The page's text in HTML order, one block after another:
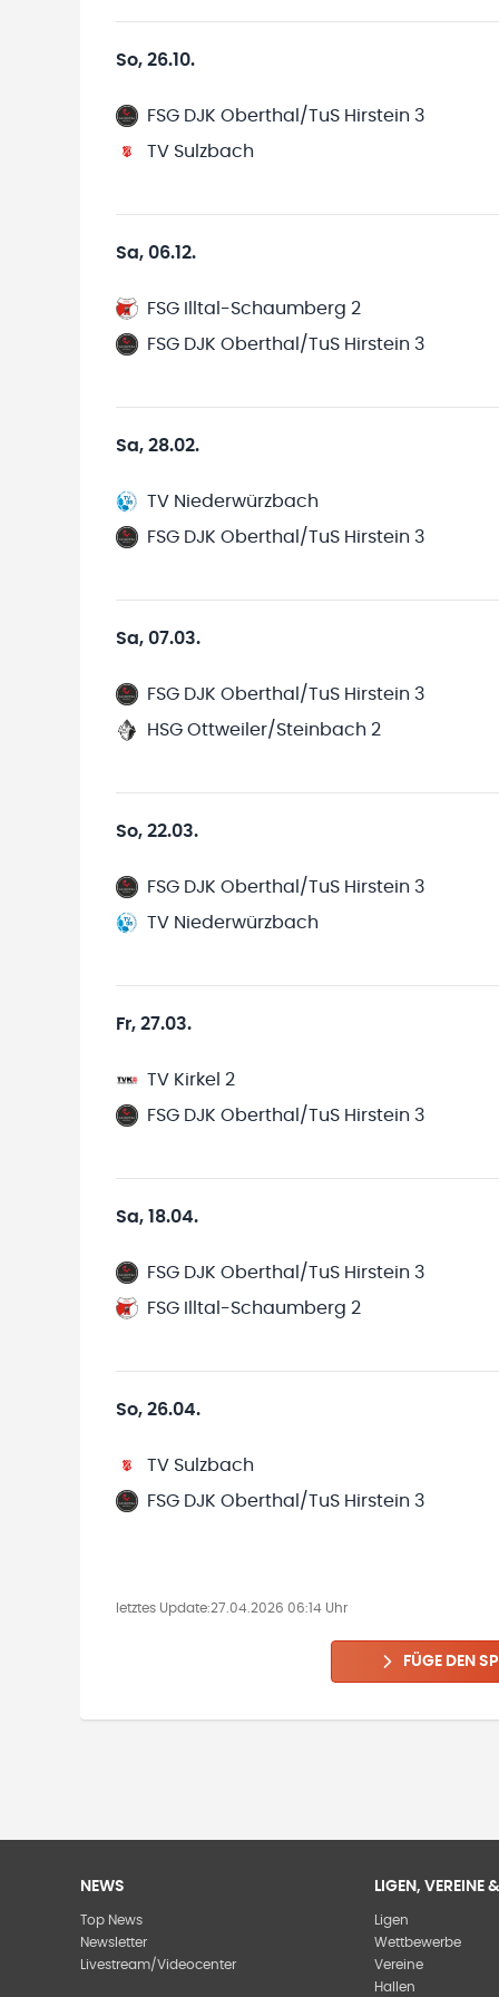
So, 26.10.
FSG DJK Oberthal/TuS Hirstein 3
TV Sulzbach
Sa, 06.12.
FSG Illtal-Schaumberg 2
FSG DJK Oberthal/TuS Hirstein 3
Sa, 28.02.
TV Niederwürzbach
FSG DJK Oberthal/TuS Hirstein 3
Sa, 07.03.
FSG DJK Oberthal/TuS Hirstein 3
HSG Ottweiler/Steinbach 2
So, 22.03.
FSG DJK Oberthal/TuS Hirstein 3
TV Niederwürzbach
Fr, 27.03.
TV Kirkel 2
FSG DJK Oberthal/TuS Hirstein 3
Sa, 18.04.
FSG DJK Oberthal/TuS Hirstein 3
FSG Illtal-Schaumberg 2
So, 26.04.
TV Sulzbach
FSG DJK Oberthal/TuS Hirstein 3
letztes Update:27.04.2026 06:14 Uhr
FÜGE DEN
NEWS
Top News
Newsletter
Livestream/Videocenter
LIGEN, VEREINE
Ligen
Wettbewerbe
Vereine
Hallen